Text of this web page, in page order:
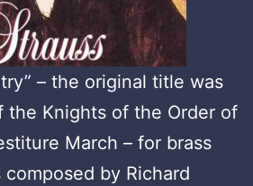
– the original title was
the Knights of the Order of
March – for brass
by Richard